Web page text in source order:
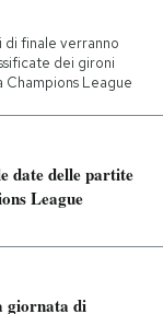
finale verranno
dei gironi
League
date delle partite
League
giornata di